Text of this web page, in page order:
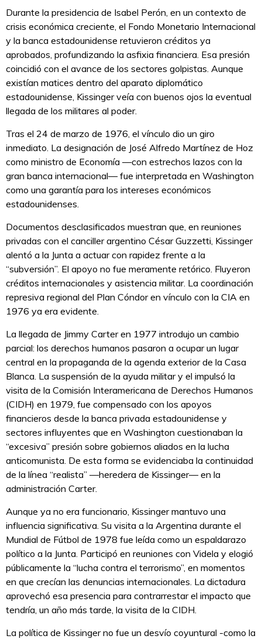
Durante la presidencia de Isabel Perón, en un contexto de
crisis económica creciente, el Fondo Monetario Internacional
y la banca estadounidense retuvieron créditos ya
aprobados, profundizando la asfixia financiera. Esa presión
coincidió con el avance de los sectores golpistas. Aunque
existían matices dentro del aparato diplomático
estadounidense, Kissinger veía con buenos ojos la eventual
llegada de los militares al poder.
Tras el 24 de marzo de 1976, el vínculo dio un giro
inmediato. La designación de José Alfredo Martínez de Hoz
como ministro de Economía —con estrechos lazos con la
gran banca internacional— fue interpretada en Washington
como una garantía para los intereses económicos
estadounidenses.
Documentos desclasificados muestran que, en reuniones
privadas con el canciller argentino César Guzzetti, Kissinger
alentó a la Junta a actuar con rapidez frente a la
“subversión”. El apoyo no fue meramente retórico. Fluyeron
créditos internacionales y asistencia militar. La coordinación
represiva regional del Plan Cóndor en vínculo con la CIA en
1976 ya era evidente.
La llegada de Jimmy Carter en 1977 introdujo un cambio
parcial: los derechos humanos pasaron a ocupar un lugar
central en la propaganda de la agenda exterior de la Casa
Blanca. La suspensión de la ayuda militar y el impulsó la
visita de la Comisión Interamericana de Derechos Humanos
(CIDH) en 1979, fue compensado con los apoyos
financieros desde la banca privada estadounidense y
sectores influyentes que en Washington cuestionaban la
“excesiva” presión sobre gobiernos aliados en la lucha
anticomunista. De esta forma se evidenciaba la continuidad
de la línea “realista” —heredera de Kissinger— en la
administración Carter.
Aunque ya no era funcionario, Kissinger mantuvo una
influencia significativa. Su visita a la Argentina durante el
Mundial de Fútbol de 1978 fue leída como un espaldarazo
político a la Junta. Participó en reuniones con Videla y elogió
públicamente la “lucha contra el terrorismo”, en momentos
en que crecían las denuncias internacionales. La dictadura
aprovechó esa presencia para contrarrestar el impacto que
tendría, un año más tarde, la visita de la CIDH.
La política de Kissinger no fue un desvío coyuntural -como la